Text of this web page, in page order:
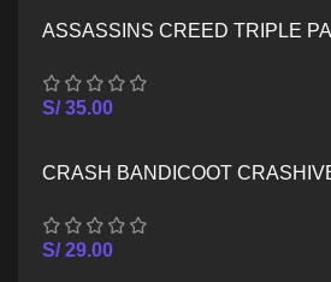
ASSASSINS CREED TRIPLE
S/35.00
CRASH BANDICOOT
S/29.00